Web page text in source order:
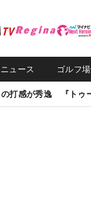
ュース ゴルフ
打感が秀逸 『トゥ